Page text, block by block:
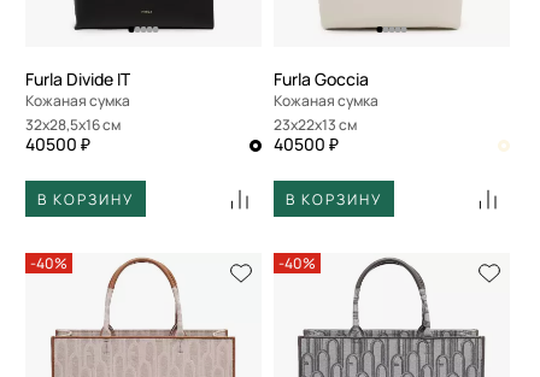
Furla Divide IT
Кожаная сумка
32x28,5x16 см
40500 ₽
В КОРЗИНУ
Furla Goccia
Кожаная сумка
23x22x13 см
40500 ₽
В КОРЗИНУ
-40% -40%